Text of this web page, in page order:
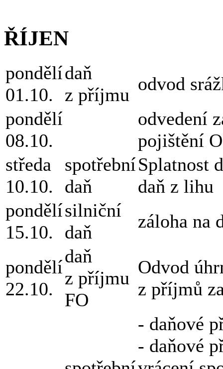
ŘÍJEN
pondělí
01.10.
daň
z příjmu
odvod
pondělí
08.10.
odvedení
pojištění
středa
10.10.
spotřební
daň
Splatnost
daň z lihu
pondělí
15.10.
silniční
daň
záloha na
pondělí
22.10.
daň
z příjmu
FO
Odvod
z příjmů
- daňové
- daňové